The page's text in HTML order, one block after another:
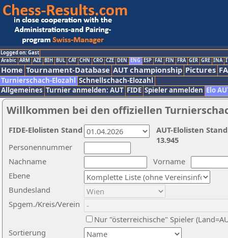
Logged on: Gast
Arabic ARM AZE BIH BUL CAT CHN CRO CZE DEN ENG ESP FAI FIN FRA GER GRE INA
Home Tournament-Database AUT championship Pictures
Turnierschach-Elozahl Schnellschach-Elozahl
Allgemeines Turnier anmelden: AUT FIDE Spieler anmelden Elo
Willkommen bei den offiziellen
Nachname
Vorname
Ebene
Sortierung
Personennummer
Bundesland
Spgem./Kreis/Verein
Nur "österreichische" Spieler
AUT-Elolisten
13.945
FIDE-Elolisten Stand